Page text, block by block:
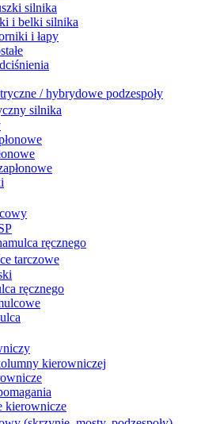
silnika
i belki silnika
i łapy
/ hybrydowe podzespoły
silnika
ręcznego
tarczowe
ręcznego
kierowniczej
kierownicze